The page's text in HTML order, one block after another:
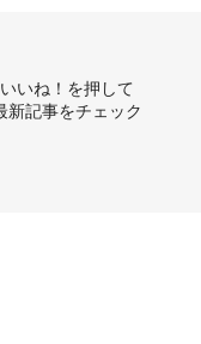
いいね！を押して
新記事をチェック